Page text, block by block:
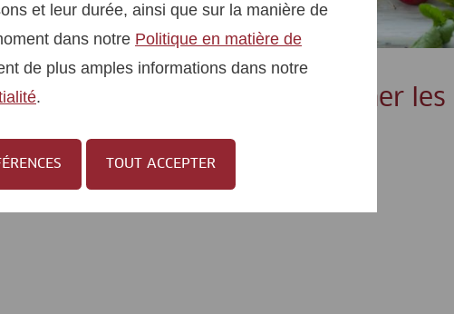
à la place de
Bien cuisiner
et leur durée, ainsi que sur la manière de
dans notre Politique en matière de
de plus amples informations dans notre
.
TOUT ACCEPTER